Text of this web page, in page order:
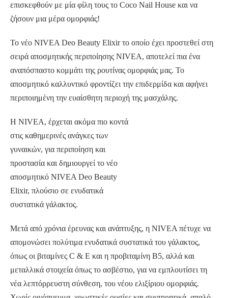
επισκεφθούν με μία φίλη τους το Coco Nail House και να
ζήσουν μια μέρα ομορφιάς!
Το νέο NIVEA Deo Beauty Elixir το οποίο έχει προστεθεί στη
σειρά αποσμητικής περιποίησης NIVEA, αποτελεί πια ένα
αναπόσπαστο κομμάτι της ρουτίνας ομορφιάς μας. Το
αποσμητικό καλλυντικό φροντίζει την επιδερμίδα και αφήνει
περιποιημένη την ευαίσθητη περιοχή της μασχάλης.
Η NIVEA, έρχεται ακόμα πιο κοντά
στις καθημερινές ανάγκες των
γυναικών, για περιποίηση και
προστασία και δημιουργεί το νέο
αποσμητικό NIVEA Deo Beauty
Elixir, πλούσιο σε ενυδατικά
συστατικά γάλακτος.
Μετά από χρόνια έρευνας και ανάπτυξης, η NIVEA πέτυχε να
απομονώσει πολύτιμα ενυδατικά συστατικά του γάλακτος,
όπως οι βιταμίνες C & E και η προβιταμίνη B5, αλλά και
μεταλλικά στοιχεία όπως το ασβέστιο, για να εμπλουτίσει τη
νέα λεπτόρρευστη σύνθεση, του νέου ελιξίριου ομορφιάς.